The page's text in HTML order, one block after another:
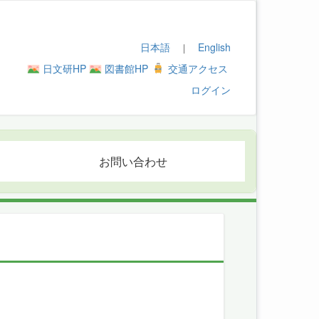
日本語｜ English
日文研HP
図書館HP
交通アクセス
ログイン
お問い合わせ